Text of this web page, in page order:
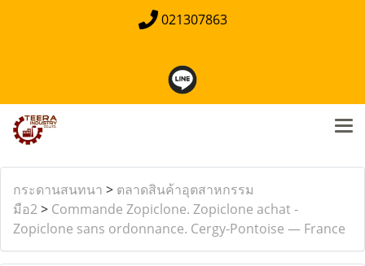
021307863
กระดานสนทนา > ตลาดสินค้าอุตสาหกรรม
มือ2> Commande Zopiclone. Zopiclone achat -
Zopiclone sans ordonnance. Cergy-Pontoise — France